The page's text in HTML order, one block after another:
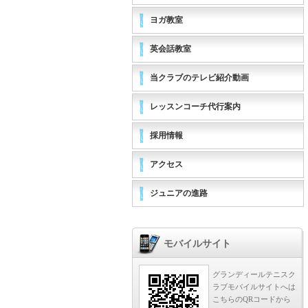
ヨガ教室
英会話教室
当クラブのテレビ紹介動画
レッスンコーチ代行案内
採用情報
アクセス
ジュニアの進路
モバイルサイト
グランディールテニスク
ラブモバイルサイトへは
こちらのQRコードから